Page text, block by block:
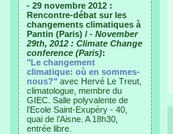
- 29 novembre 2012 :
Rencontre-débat sur les
changements climatiques à
Pantin (Paris) / - November
29th, 2012 : Climate Change
conference (Paris):
"Le changement
climatique: où en sommes-
nous?" avec Hervé Le Treut,
climatologue, membre du
GIEC. Salle polyvalente de
l’Ecole Saint-Exupéry - 40,
quai de l’Aisne. A 18h30,
entrée libre.